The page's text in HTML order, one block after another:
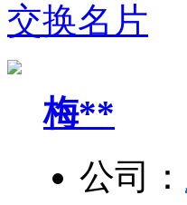
交换名片
梅**
公司：